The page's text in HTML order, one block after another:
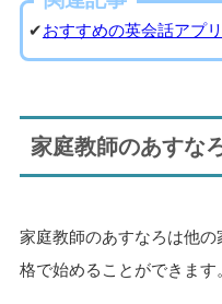
✔おすすめの英会話アプ
家庭教師のあすな
家庭教師のあすなろは他
格で始めることができます